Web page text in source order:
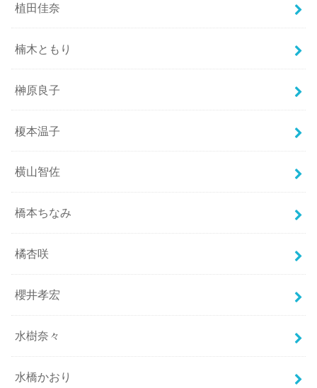
植田佳奈
楠木ともり
榊原良子
榎本温子
横山智佐
橋本ちなみ
橘杏咲
櫻井孝宏
水樹奈々
水橋かおり